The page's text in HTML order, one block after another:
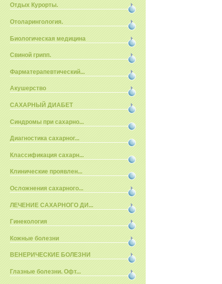
Отдых Курорты.
Отоларингология.
Биологическая медицина
Свиной грипп.
Фарматерапевтический...
Акушерство
САХАРНЫЙ ДИАБЕТ
Синдромы при сахарно...
Диагностика сахарног...
Классификация сахарн...
Клинические проявлен...
Осложнения сахарного...
ЛЕЧЕНИЕ САХАРНОГО ДИ...
Гинекология
Кожные болезни
ВЕНЕРИЧЕСКИЕ БОЛЕЗНИ
Глазные болезни. Офт...